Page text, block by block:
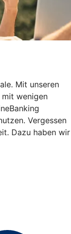
Mit unseren
wenigen
Vergessen
Dazu haben wir